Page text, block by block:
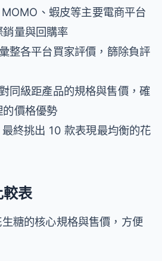
、蝦皮等主要電商平台
量與回購率
各平台買家評價，篩除負評
同級距產品的規格與售價，確
價格優勢
終挑出 10 款表現最均衡的花
表
糖的核心規格與售價，方便